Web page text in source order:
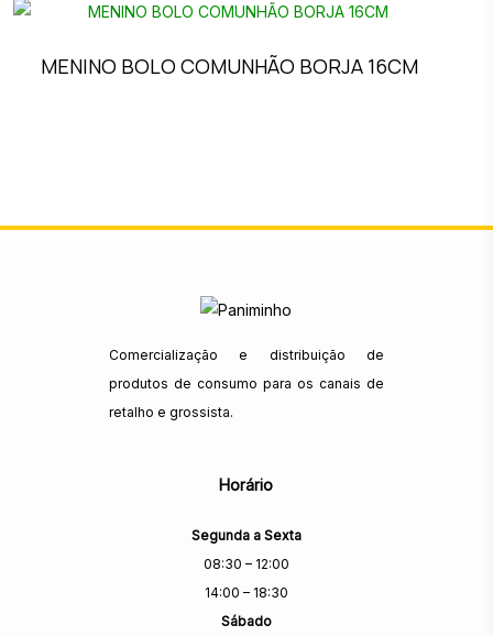
MENINO BOLO COMUNHÃO BORJA 16CM
Comercialização e distribuição de
produtos de consumo para os canais de
retalho e grossista.
Horário
Segunda a Sexta
08:30 – 12:00
14:00 – 18:30
Sábado